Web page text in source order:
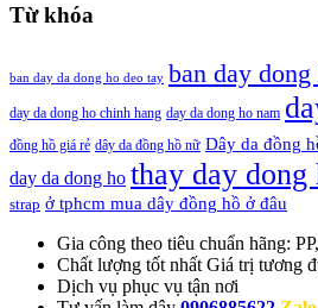
Từ khóa
ban day da dong ho deo tay ban day dong
day da dong ho chinh hang day da dong ho nam
đồng hồ giá rẻ dây da đồng hồ nữ Dây da đồng
day da dong ho thay day dong
strap ở tphcm mua dây đồng hồ ở đâu
Gia công theo tiêu chuẩn hãng:
Chất lượng tốt nhất Giá trị tương
Dịch vụ phục vụ tận nơi